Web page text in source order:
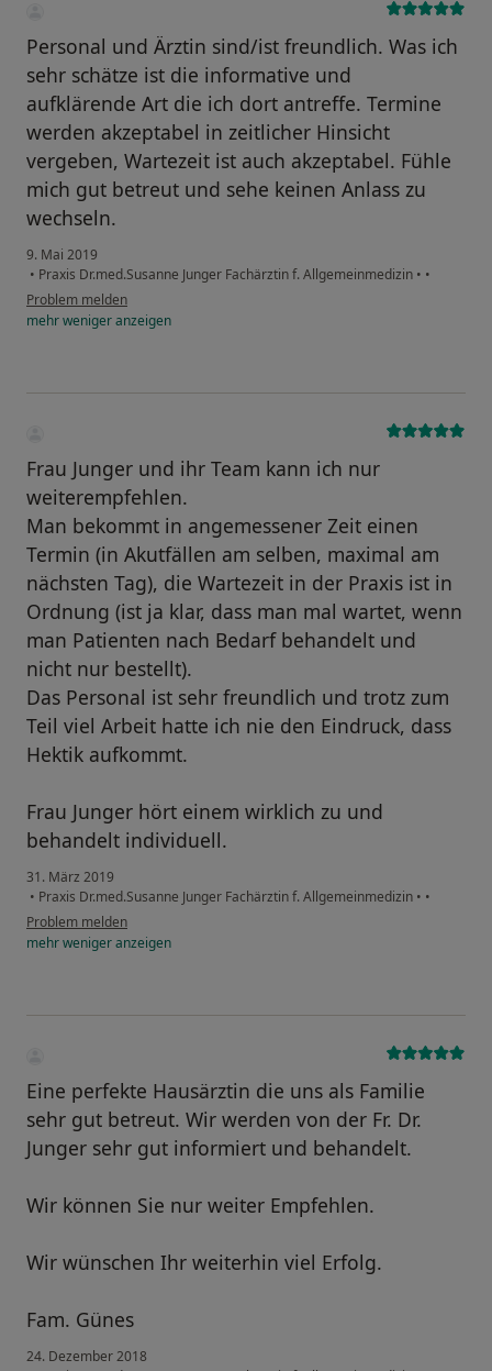
Personal und Ärztin sind/ist freundlich. Was ich
sehr schätze ist die informative und
aufklärende Art die ich dort antreffe. Termine
werden akzeptabel in zeitlicher Hinsicht
vergeben, Wartezeit ist auch akzeptabel. Fühle
mich gut betreut und sehe keinen Anlass zu
wechseln.
9. Mai 2019
• Praxis Dr.med.Susanne Junger Fachärztin f. Allgemeinmedizin • •
Problem melden
mehrwenigeranzeigen
Frau Junger und ihr Team kann ich nur
weiterempfehlen.
Man bekommt in angemessener Zeit einen
Termin (in Akutfällen am selben, maximal am
nächsten Tag), die Wartezeit in der Praxis ist in
Ordnung (ist ja klar, dass man mal wartet, wenn
man Patienten nach Bedarf behandelt und
nicht nur bestellt).
Das Personal ist sehr freundlich und trotz zum
Teil viel Arbeit hatte ich nie den Eindruck, dass
Hektik aufkommt.
Frau Junger hört einem wirklich zu und
behandelt individuell.
31. März 2019
• Praxis Dr.med.Susanne Junger Fachärztin f. Allgemeinmedizin • •
Problem melden
mehrwenigeranzeigen
Eine perfekte Hausärztin die uns als Familie
sehr gut betreut. Wir werden von der Fr. Dr.
Junger sehr gut informiert und behandelt.
Wir können Sie nur weiter Empfehlen.
Wir wünschen Ihr weiterhin viel Erfolg.
Fam. Günes
24. Dezember 2018